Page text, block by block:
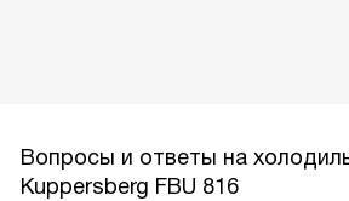
Вопросы и ответы на
Kuppersberg FBU 816